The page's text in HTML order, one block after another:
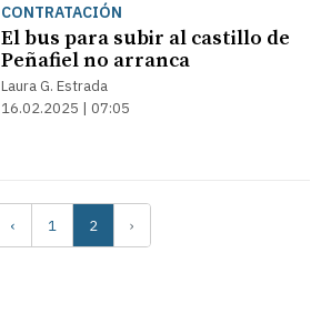
CONTRATACIÓN
El bus para subir al castillo de
Peñafiel no arranca
Laura G. Estrada
16.02.2025 | 07:05
‹ 1 2 ›